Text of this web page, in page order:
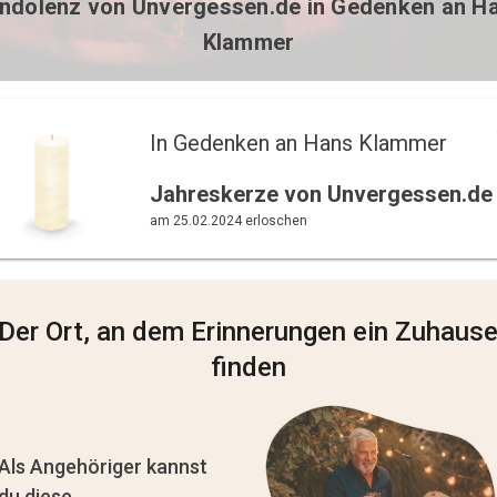
von Unvergessen.de in Gedenken an
Klammer
In Gedenken an Hans Klammer
Jahreskerze von Unvergessen.de
am 25.02.2024 erloschen
Ort, an dem Erinnerungen ein Zuhause
finden
Angehöriger kannst